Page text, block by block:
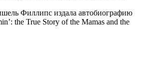
Филлипс издала автобиографию
the True Story of the Mamas and the